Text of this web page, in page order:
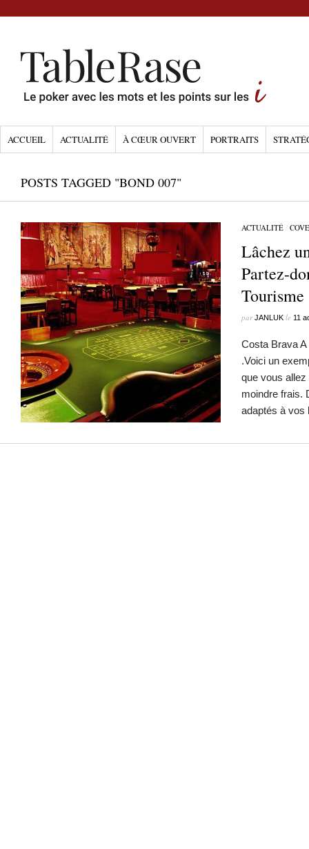
ACCUEIL ACTUALITÉ À CŒUR OUVERT PORTRAITS
POSTS TAGGED "BOND 007"
ACTUALITÉ /
Lâchez
Partez-
parJANLUK le 11
Costa Brava
.Voici un
que vous
moindre frais.
adaptés à